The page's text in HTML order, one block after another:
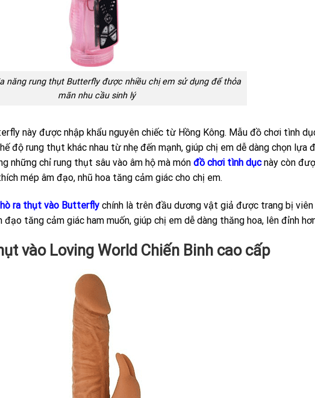
năng rung thụt Butterfly được nhiều chị em sử dụng để thỏa
mãn nhu cầu sinh lý
này được nhập khẩu nguyên chiếc từ Hồng Kông. Mẫu đồ chơi tình
độ rung thụt khác nhau từ nhẹ đến mạnh, giúp chị em dễ dàng chọn lựa
những chỉ rung thụt sâu vào âm hộ mà món đồ chơi tình dụcnày còn
mép âm đạo, nhũ hoa tăng cảm giác cho chị em.
ra thụt vào Butterfly chính là trên đầu dương vật giả được trang bị
tăng cảm giác ham muốn, giúp chị em dễ dàng thăng hoa, lên đỉnh
vào Loving World Chiến Binh cao cấp